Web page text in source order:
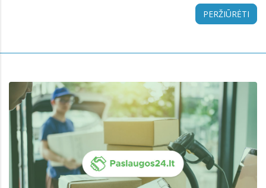
PERŽIŪRĖTI